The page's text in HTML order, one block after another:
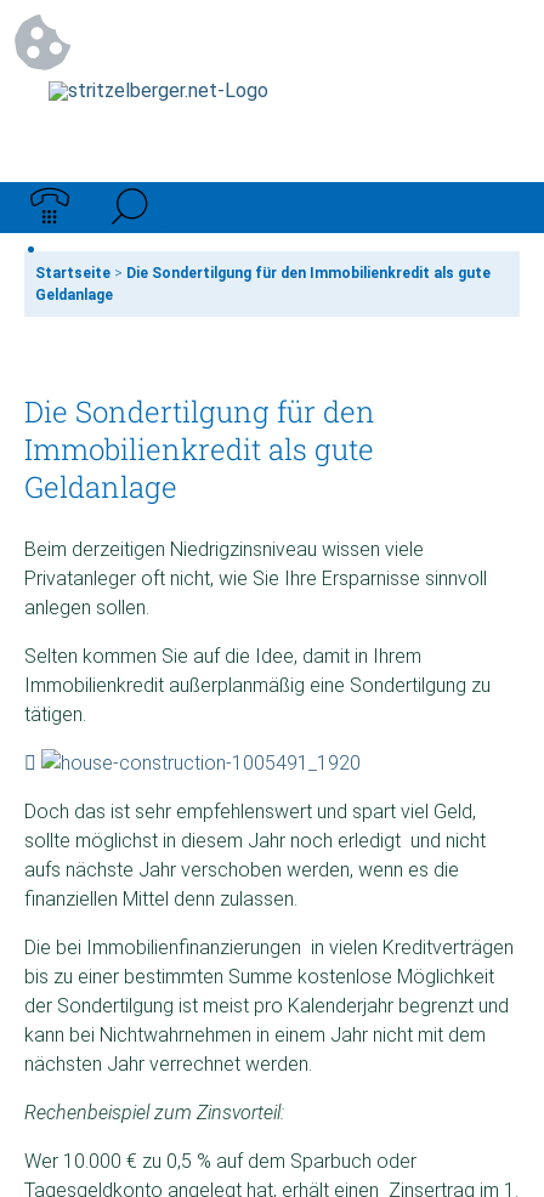
Startseite > Die Sondertilgung für den Immobilienkredit als gute
Geldanlage
Die Sondertilgung für den
Immobilienkredit als gute
Geldanlage
Beim derzeitigen Niedrigzinsniveau wissen viele
Privatanleger oft nicht, wie Sie Ihre Ersparnisse sinnvoll
anlegen sollen.
Selten kommen Sie auf die Idee, damit in Ihrem
Immobilienkredit außerplanmäßig eine Sondertilgung zu
tätigen.
Doch das ist sehr empfehlenswert und spart viel Geld,
sollte möglichst in diesem Jahr noch erledigt und nicht
aufs nächste Jahr verschoben werden, wenn es die
finanziellen Mittel denn zulassen.
Die bei Immobilienfinanzierungen in vielen Kreditverträgen
bis zu einer bestimmten Summe kostenlose Möglichkeit
der Sondertilgung ist meist pro Kalenderjahr begrenzt und
kann bei Nichtwahrnehmen in einem Jahr nicht mit dem
nächsten Jahr verrechnet werden.
Rechenbeispiel zum Zinsvorteil:
Wer 10.000 € zu 0,5 % auf dem Sparbuch oder
Tagesgeldkonto angelegt hat, erhält einen Zinsertrag im 1.